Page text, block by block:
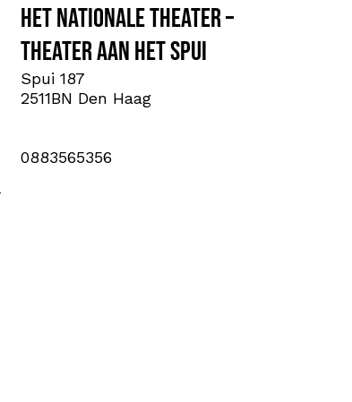
Het Nationale Theater –
Theater aan het Spui
Spui 187
2511BN Den Haag
0883565356